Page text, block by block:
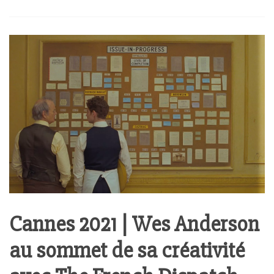
Cannes 2021 | Wes Anderson
au sommet de sa créativité